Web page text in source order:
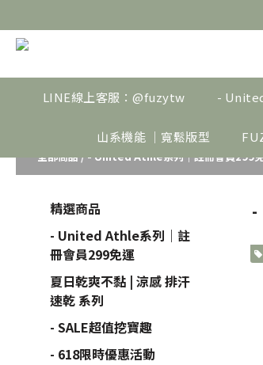
LINE線上客服：@fuzytw -
山系機能 ｜寬鬆版型
全部商品 / - United Athle系列｜註冊會員299
精選商品
- United Athle系列｜註
冊會員299免運
夏日乾爽不黏 | 涼感 排汗
速乾 系列
- SALE超值挖寶趣
- 618限時優惠活動